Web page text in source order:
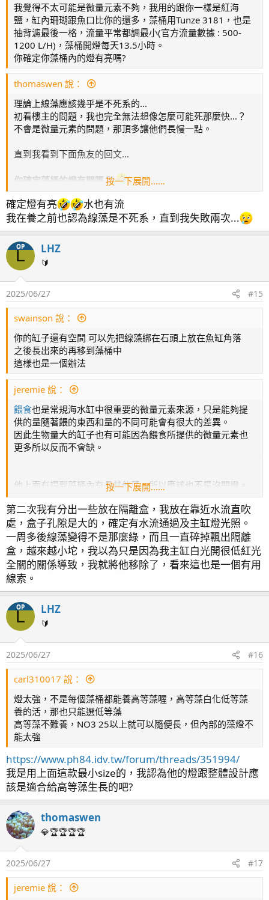
我覺得不太可能是微量元素不夠，我用的跟你一樣是紅海
鹽，缸內珊瑚跟魚口比你的還多，藻桶用Tunze 3181，也是
抽背濾最後一格，流量平常都調最小(官方流量數據 : 500-
1200 L/H)，藻桶開燈每天13.5小時。
你確定你藻桶內的燈有亮嗎?
thomaswen 說：
理論上線藻應該幾乎是不死系的...
初看樓主的問題，我也完全無法想像怎麼可能死那麼快...？
不會是微量元素的問題，那頂多讓他們長慢一點。
直到我看到下面魚友的回文...
你確定藻桶的燈有開嗎？
這應該是最有可能的了...
按一下展開……
確定燈有亮
水也有流
我在養之前也認為線藻是不死系，直到我失敗兩次...
OP
L LHZ
🔰
2025/06/27 #15
swainson 說：
你的缸子還有空間 可以先把線藻綁在石頭上放在魚缸角落
之後長出來的再移到藻桶中
這樣也是一個辦法
jeremie 說：
餵食也是常規海水缸中很重要的微量元素來源，只是能夠提
供的量隨著餵的東西和量的不同可能會有很大的差異。
因此生物量大的缸子也有可能因為餵食所提供的微量元素也
更多所以反而不會缺。
他上面有提到藻桶內有長其他藻，所以應該也不是沒開燈。
年，雖然沒長但也沒爛，之後放回藻缸內打24hr光後又直接
開始正常生長了。所以我認為光太弱導致死亡其實也沒那麼
容易，倒是太強的可能性還高一些。
樓主下次要再補藻時也許可以試試分出一點另外養在裝缸內
水打氣的容器中以及主缸內，看看和藻桶裡的表現會不會有
差異。
按一下展開……
第二次我有分出一些放在隔離盒，我放在靠近水流直吹
處，盒子孔隙是大的，確定有水流通過及主缸燈光照。
一周多後線藻變得不是那麼綠，而且一直碎掉飄出隔離
盒，越來越小坨，我以為只是因為我主缸白光開很低紅光
全關的關係導致，我就將他移除了，看來這也是一個有用
線索。
OP
L LHZ
🔰
2025/06/27 #16
carl310017 說：
燈太強，不是每個藻桶都能養高等藻喔，高等藻白化低等藻
養的活，那也只能選低等藻
高等藻不難養，NO3 25以上就可以隨便長，但內部的藻燈不
能太強
https://www.ph84.idv.tw/forum/threads/351994/
我是用上面這款最小size的，我認為他的燈跟整體設計應
該是適合給高等藻生長的吧?
thomaswen
💎🏆🏆🏆🏆
2025/06/27 #17
jeremie 說：